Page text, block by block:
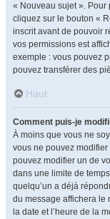
« Nouveau sujet ».
cliquez sur le bouton «
inscrit avant de pouvoir
vos permissions est
exemple : vous pouvez
pouvez transférer des
Haut
Comment puis-je
À moins que vous ne
vous ne pouvez
pouvez modifier un de
dans une limite de
quelqu’un a déjà
du message affichera le
la date et l’heure de la